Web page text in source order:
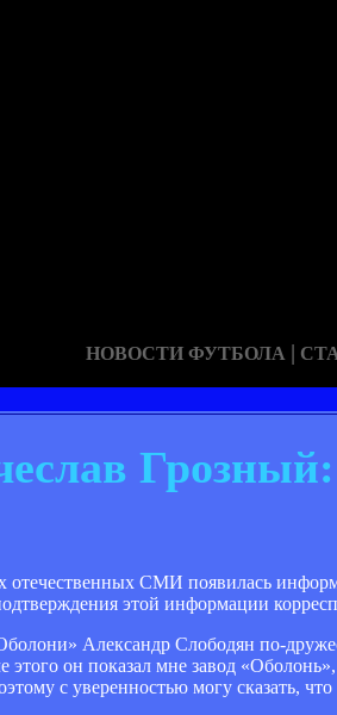
НОВОСТИ ФУТБОЛА |
отечественных СМИ появилась
этой информации
Александр Слободян по-
этого он показал мне завод
с уверенностью могу сказать,